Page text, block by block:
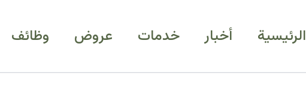
الرئيسية أخبار خدمات عروض وظائف